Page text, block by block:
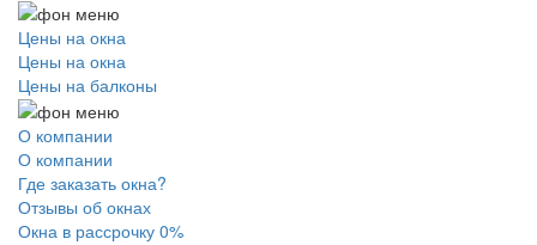
Цены на окна
Цены на окна
Цены на балконы
О компании
О компании
Где заказать окна?
Отзывы об окнах
Окна в рассрочку 0%